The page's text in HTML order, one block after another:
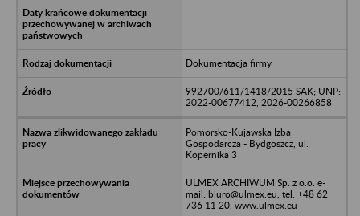
Dokumentacja firmy
992700/611/1418/2015 SAK; UNP:
2022-00677412, 2026-00266858
Pomorsko-Kujawska Izba
Gospodarcza - Bydgoszcz, ul.
Kopernika 3
ULMEX ARCHIWUM Sp. z o.o. e-
mail: biuro@ulmex.eu, tel. +48 62
736 11 20, www.ulmex.eu